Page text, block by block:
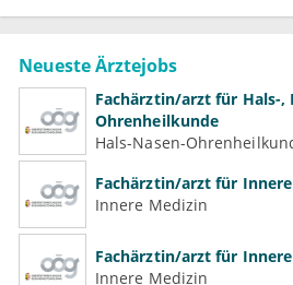
Neueste Ärztejobs
Fachärztin/arzt für Hals-,
Ohrenheilkunde
Hals-Nasen-
Fachärztin/arzt für
Innere Medizin
Fachärztin/arzt für
Innere Medizin